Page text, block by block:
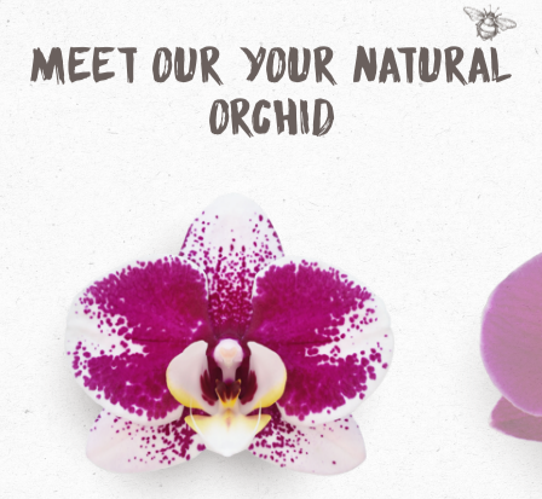
Meet our Your Natural
Orchid